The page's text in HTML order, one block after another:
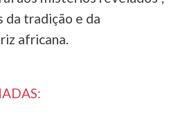
da tradição e da
africana.